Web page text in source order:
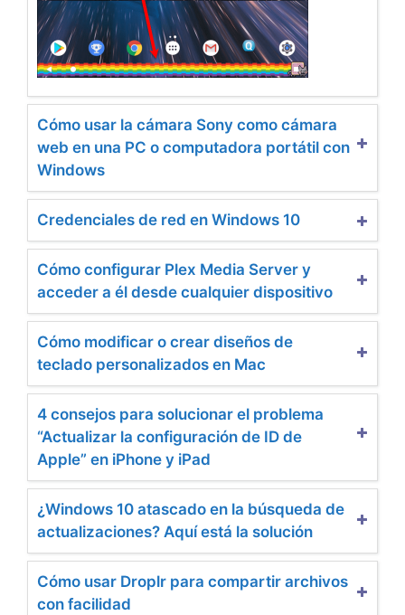
Cómo usar la cámara Sony como cámara
web en una PC o computadora portátil con
Windows
Credenciales de red en Windows 10
Cómo configurar Plex Media Server y
acceder a él desde cualquier dispositivo
Cómo modificar o crear diseños de
teclado personalizados en Mac
4 consejos para solucionar el problema
“Actualizar la configuración de ID de
Apple” en iPhone y iPad
¿Windows 10 atascado en la búsqueda de
actualizaciones? Aquí está la solución
Cómo usar Droplr para compartir archivos
con facilidad